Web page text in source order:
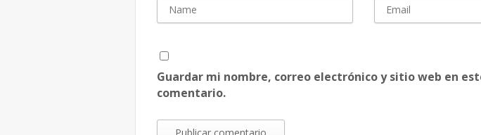
Guardar mi nombre, correo electrónico y sitio web en
comentario.